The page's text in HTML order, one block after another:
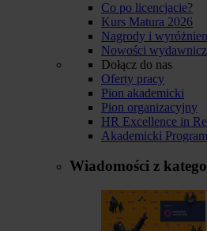
Co po licencjacie?
Kurs Matura 2026
Nagrody i
Nowości
Dołącz do nas
Oferty pracy
Pion akademicki
Pion organizacyjny
HR Excellence in
Akademicki
Wiadomości z